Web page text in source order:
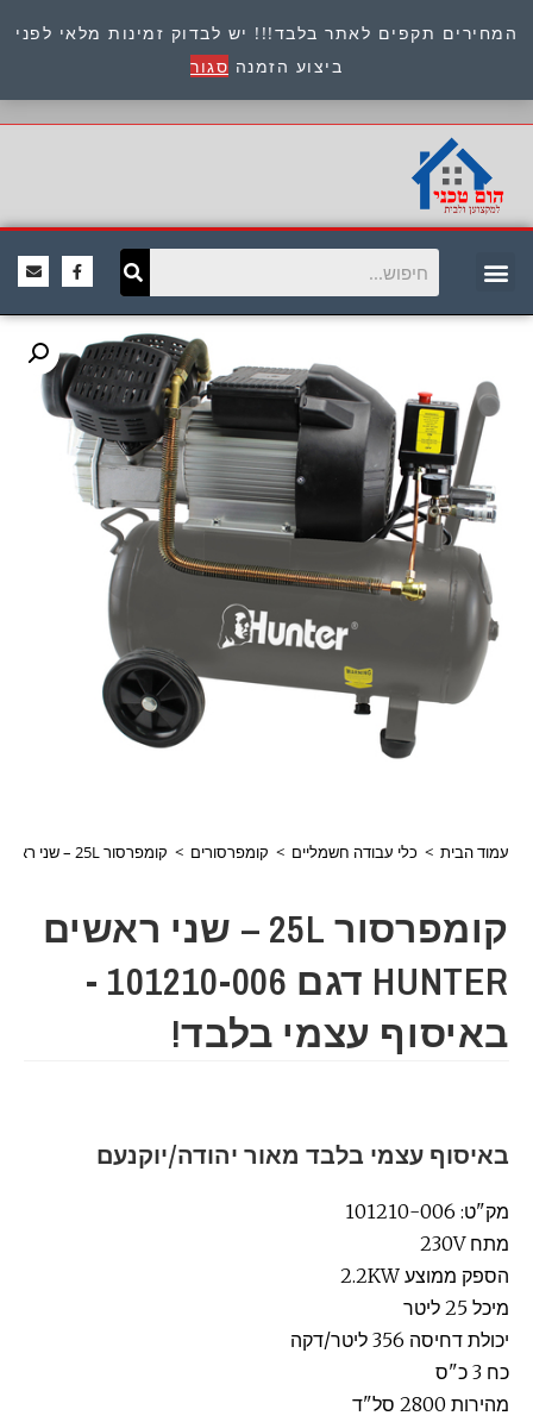
המחירים תקפים לאתר בלבד!!! יש לבדוק זמינות מלאי לפני
ביצוע הזמנה סגור
כתובת : היוזמים 9 אור יהודה שירות לקוחות 054-
8945722
עמוד הבית > כלי עבודה חשמליים > קומפרסורים > קומפרסור 25L – שני ראשים HUNTER דגם 101210-006 -באיסוף עצמי בלבד!
קומפרסור 25L – שני ראשים
HUNTER דגם 101210-006 -
באיסוף עצמי בלבד!
באיסוף עצמי בלבד מאור יהודה/יוקנעם
מק"ט: 101210-006
מתח 230V
הספק ממוצע 2.2KW
מיכל 25 ליטר
יכולת דחיסה 356 ליטר/דקה
כח 3 כ"ס
מהירות 2800 סל"ד